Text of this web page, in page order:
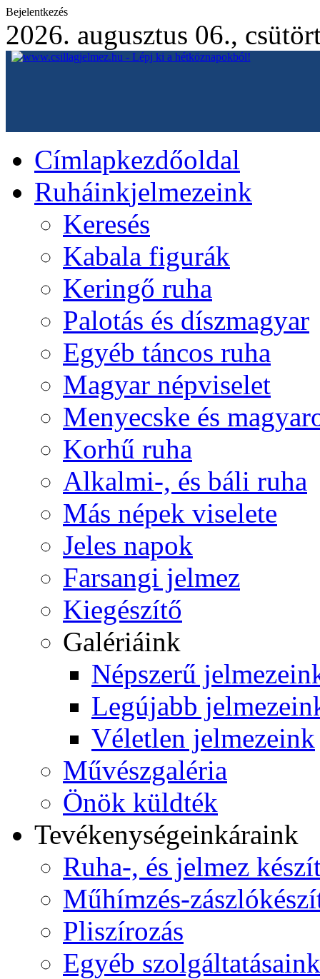
Bejelentkezés
2026. augusztus 06.,
Címlapkezdőoldal
Ruháinkjelmezeink
Keresés
Kabala figurák
Keringő ruha
Palotás és díszmagyar
Egyéb táncos ruha
Magyar népviselet
Menyecske és
Korhű ruha
Alkalmi-, és báli ruha
Más népek viselete
Jeles napok
Farsangi jelmez
Kiegészítő
Galériáink
Népszerű
Legújabb
Véletlen jelmezeink
Művészgaléria
Önök küldték
Tevékenységeinkáraink
Ruha-, és jelmez
Műhímzés-
Pliszírozás
Egyéb szolgáltatásaink